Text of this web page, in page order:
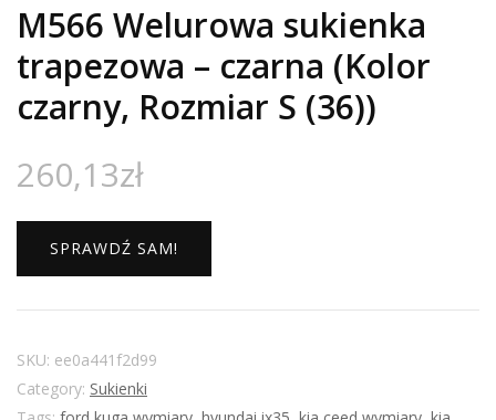
M566 Welurowa sukienka
trapezowa – czarna (Kolor
czarny, Rozmiar S (36))
260,13zł
SPRAWDŹ SAM!
SKU: ee0a441f2d99
Category: Sukienki